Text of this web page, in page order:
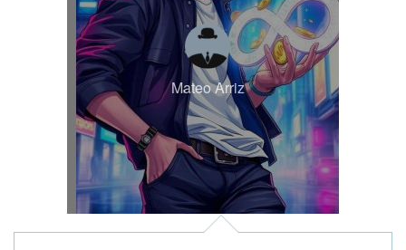
Mateo Arriz